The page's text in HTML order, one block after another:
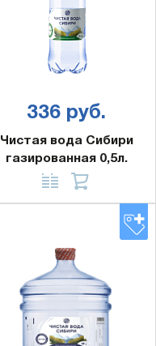
336 руб.
Чистая вода Сибири
газированная 0,5л.